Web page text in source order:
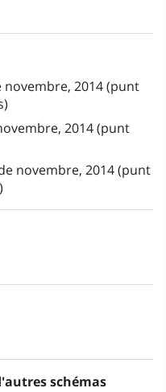
novembre, 2014 (punt
2014 (punt
novembre, 2014 (punt
schémas